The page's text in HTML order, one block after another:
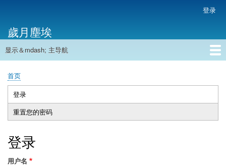
主
内
帐
户
菜
单
登录
歲月塵埃
主
航
显示＆mdash; 主导航
首页
面
包
屑
首页
主
标
登录
动
标
重置您的密码
登录
用户名